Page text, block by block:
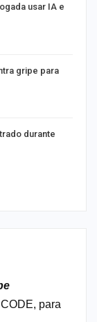
usar IA e
gripe para
durante
para